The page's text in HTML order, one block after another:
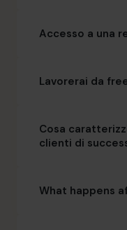
Accesso a una
Lavorerai da
Cosa
clienti di
What happens